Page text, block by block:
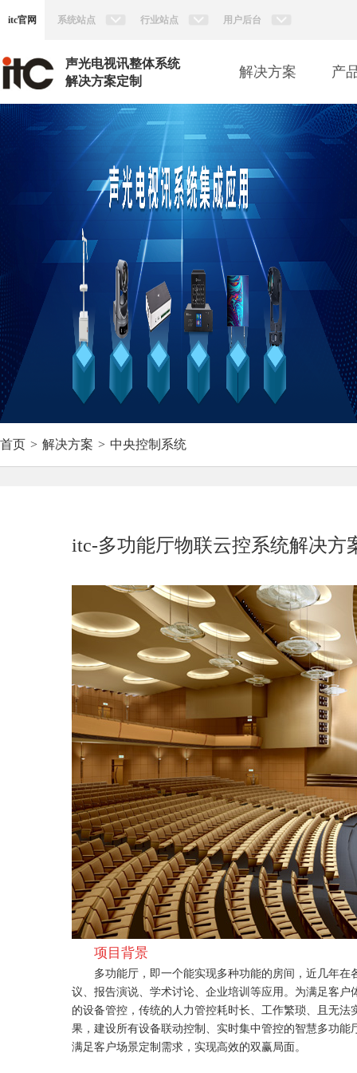
itc官网 系统站点 行业站点 用户后台
声光电视讯整体系统
解决方案定制
解决方案 产
首页 > 解决方案 > 中央控制系统
itc-多功能厅物联云控系统解决方
项目背景
多功能厅，即一个能实现多种功能的房间，近几年
议、报告演说、学术讨论、企业培训等应用。为满足客
的设备管控，传统的人力管控耗时长、工作繁琐、且无
果，建设所有设备联动控制、实时集中管控的智慧多功
满足客户场景定制需求，实现高效的双赢局面。